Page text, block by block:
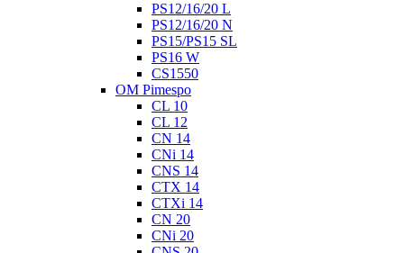
PS12/16/20 L
PS12/16/20 N
PS15/PS15 SL
PS16 W
CS1550
OM Pimespo
CL 10
CL 12
CN 14
CNi 14
CNS 14
CTX 14
CTXi 14
CN 20
CNi 20